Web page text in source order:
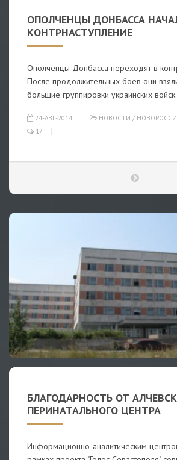
ОПОЛЧЕНЦЫ ДОНБАССА
КОНТРНАСТУПЛЕНИЕ
Ополченцы Донбасса переходят в
После продолжительных боев они
большие группировки украинских
24-АВГ-2014 НОВОСТИ /
17
БЛАГОДАРНОСТЬ ОТ
ПЕРИНАТАЛЬНОГО ЦЕНТРА
Информационно-аналитическим